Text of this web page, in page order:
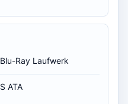
Blu-Ray Laufwerk
S ATA